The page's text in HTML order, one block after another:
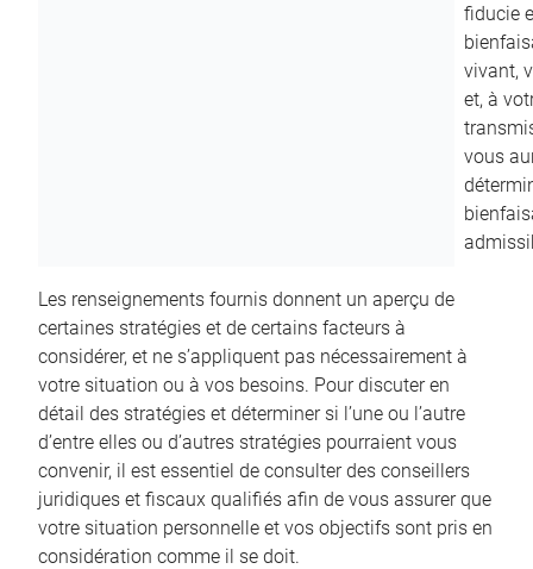
fiducie
vivant,
et, à
vous
Les renseignements fournis donnent un aperçu de
certaines stratégies et de certains facteurs à
considérer, et ne s’appliquent pas nécessairement à
votre situation ou à vos besoins. Pour discuter en
détail des stratégies et déterminer si l’une ou l’autre
d’entre elles ou d’autres stratégies pourraient vous
convenir, il est essentiel de consulter des conseillers
juridiques et fiscaux qualifiés afin de vous assurer que
votre situation personnelle et vos objectifs sont pris en
considération comme il se doit.